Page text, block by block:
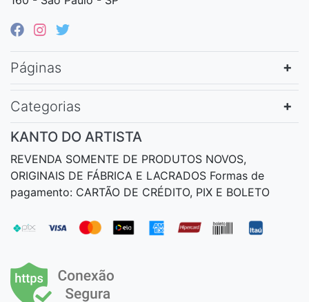
Páginas
Categorias
KANTO DO ARTISTA
REVENDA SOMENTE DE PRODUTOS NOVOS,
ORIGINAIS DE FÁBRICA E LACRADOS Formas de
pagamento: CARTÃO DE CRÉDITO, PIX E BOLETO